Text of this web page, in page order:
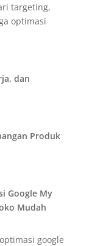
targeting,
optimasi
dan
Produk
Google My
Mudah
google